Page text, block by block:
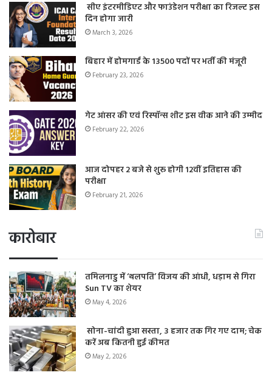
सीए इंटरमीडिएट और फाउंडेशन परीक्षा का रिजल्ट इस
दिन होगा जारी
March 3, 2026
बिहार में होमगार्ड के 13500 पदों पर भर्ती की मंजूरी
February 23, 2026
गेट आंसर की एवं रिस्पॉन्स शीट इस वीक आने की उम्मीद
February 22, 2026
आज दोपहर 2 बजे से शुरू होगी 12वीं इतिहास की
परीक्षा
February 21, 2026
कारोबार
तमिलनाडु में ‘थलपति’ विजय की आंधी, धड़ाम से गिरा
Sun TV का शेयर
May 4, 2026
सोना-चांदी हुआ सस्ता, 3 हजार तक गिर गए दाम; चेक
करें अब कितनी हुई कीमत
May 2, 2026